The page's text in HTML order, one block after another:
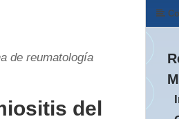
de reumatología
del